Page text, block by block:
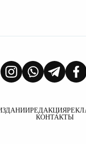
РЕДАКЦИЯ
КОНТАКТЫ